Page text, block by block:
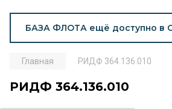
БАЗА ФЛОТА ещё доступно в
Главная РИДФ 364.136.010
РИДФ 364.136.010